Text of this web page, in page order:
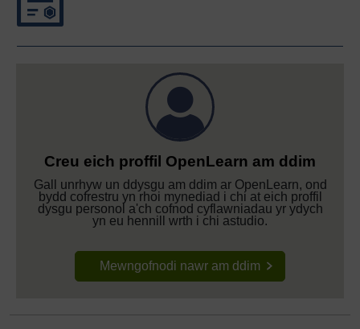
Creu eich proffil OpenLearn am ddim
Gall unrhyw un ddysgu am ddim ar OpenLearn, ond
bydd cofrestru yn rhoi mynediad i chi at eich proffil
dysgu personol a'ch cofnod cyflawniadau yr ydych
yn eu hennill wrth i chi astudio.
Mewngofnodi nawr am ddim